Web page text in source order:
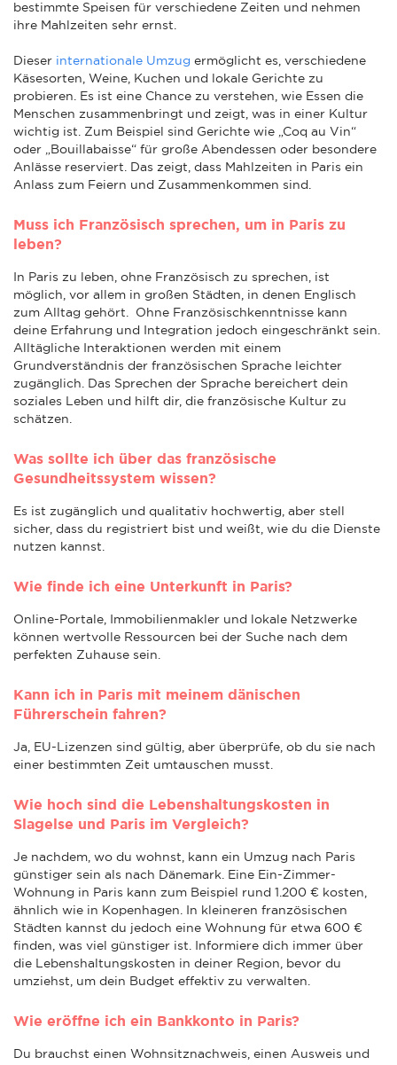
bestimmte Speisen für verschiedene Zeiten und nehmen
ihre Mahlzeiten sehr ernst.
Dieser internationale Umzug ermöglicht es, verschiedene
Käsesorten, Weine, Kuchen und lokale Gerichte zu
probieren. Es ist eine Chance zu verstehen, wie Essen die
Menschen zusammenbringt und zeigt, was in einer Kultur
wichtig ist. Zum Beispiel sind Gerichte wie „Coq au Vin“
oder „Bouillabaisse“ für große Abendessen oder besondere
Anlässe reserviert. Das zeigt, dass Mahlzeiten in Paris ein
Anlass zum Feiern und Zusammenkommen sind.
Muss ich Französisch sprechen, um in Paris zu
leben?
In Paris zu leben, ohne Französisch zu sprechen, ist
möglich, vor allem in großen Städten, in denen Englisch
zum Alltag gehört. Ohne Französischkenntnisse kann
deine Erfahrung und Integration jedoch eingeschränkt sein.
Alltägliche Interaktionen werden mit einem
Grundverständnis der französischen Sprache leichter
zugänglich. Das Sprechen der Sprache bereichert dein
soziales Leben und hilft dir, die französische Kultur zu
schätzen.
Was sollte ich über das französische
Gesundheitssystem wissen?
Es ist zugänglich und qualitativ hochwertig, aber stell
sicher, dass du registriert bist und weißt, wie du die Dienste
nutzen kannst.
Wie finde ich eine Unterkunft in Paris?
Online-Portale, Immobilienmakler und lokale Netzwerke
können wertvolle Ressourcen bei der Suche nach dem
perfekten Zuhause sein.
Kann ich in Paris mit meinem dänischen
Führerschein fahren?
Ja, EU-Lizenzen sind gültig, aber überprüfe, ob du sie nach
einer bestimmten Zeit umtauschen musst.
Wie hoch sind die Lebenshaltungskosten in
Slagelse und Paris im Vergleich?
Je nachdem, wo du wohnst, kann ein Umzug nach Paris
günstiger sein als nach Dänemark. Eine Ein-Zimmer-
Wohnung in Paris kann zum Beispiel rund 1.200 € kosten,
ähnlich wie in Kopenhagen. In kleineren französischen
Städten kannst du jedoch eine Wohnung für etwa 600 €
finden, was viel günstiger ist. Informiere dich immer über
die Lebenshaltungskosten in deiner Region, bevor du
umziehst, um dein Budget effektiv zu verwalten.
Wie eröffne ich ein Bankkonto in Paris?
Du brauchst einen Wohnsitznachweis, einen Ausweis und